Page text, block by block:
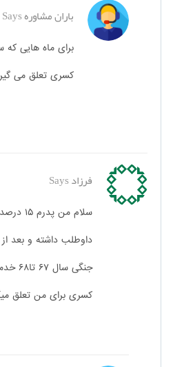
باران مشاورهSays
برای ماه هایی که
کسری تعلق می
فرزادSays
داوطلب داشته و بعد
کسری برای من تعلق